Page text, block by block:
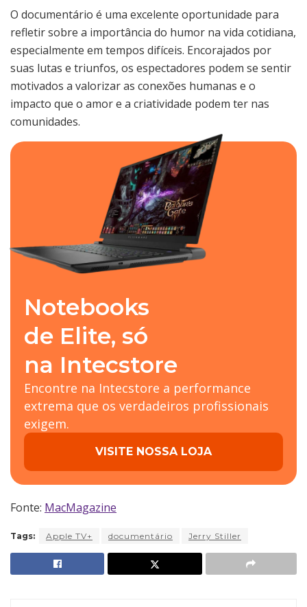
O documentário é uma excelente oportunidade para
refletir sobre a importância do humor na vida cotidiana,
especialmente em tempos difíceis. Encorajados por
suas lutas e triunfos, os espectadores podem se sentir
motivados a valorizar as conexões humanas e o
impacto que o amor e a criatividade podem ter nas
comunidades.
Notebooks
de Elite, só
na Intecstore
Encontre na Intecstore a performance
extrema que os verdadeiros profissionais
exigem.
VISITE NOSSA LOJA
Fonte: MacMagazine
Tags: Apple TV+ documentário Jerry Stiller